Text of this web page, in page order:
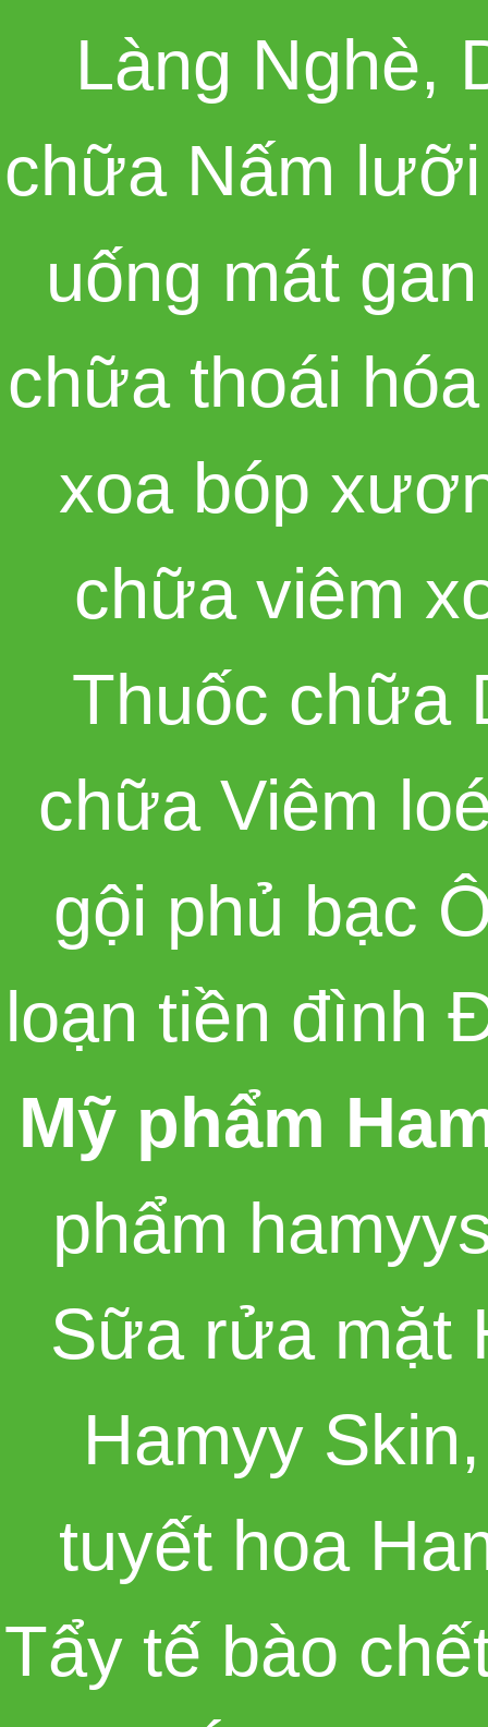
Làng Nghè,
chữa Nấm
uống mát
chữa thoái
xoa bóp
chữa viêm
Thuốc chữa
chữa Viêm
gội phủ bạc
loạn tiền đình
Mỹ phẩm
phẩm
Sữa rửa mặt
Hamyy Skin
tuyết hoa
Tẩy tế bào